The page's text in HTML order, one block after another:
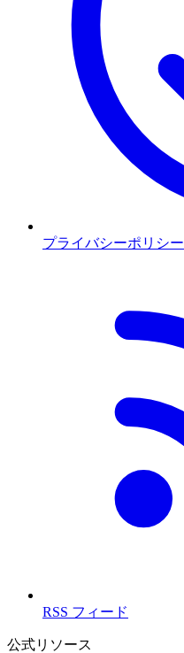
プライバシーポリシー
RSS フィード
公式リソース